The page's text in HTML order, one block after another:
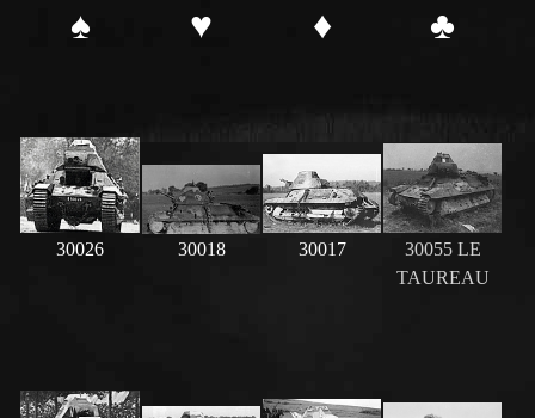
♠ ♥ ♦ ♣
30026 30018 30017
30055 LE
TAUREAU